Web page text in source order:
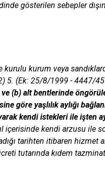
gösterilen sebepler
kurum veya
5. (Ek: 25/8/1999 - 4447/
ve (b) alt bentlerinde
göre yaşlılık aylığı
kendi istekleri ile işten
içerisinde kendi arzusu ile
tarihten itibaren hizmet
tutarında kıdem